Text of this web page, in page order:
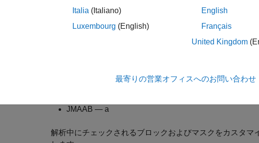
チェックのパラメーター化
MAB モデリング ガイドラインはサブ ID を 1 つのみ提供
参考として、NA-MAAB および JMAAB モデリング標準
JMAAB — a
解析中にチェックされるブロックおよびマスクをカスタマ
Italia (Italiano)
Luxembourg (English)
English
Français
United Kingdom
最寄りの営業オフィスへのお問い合わせ